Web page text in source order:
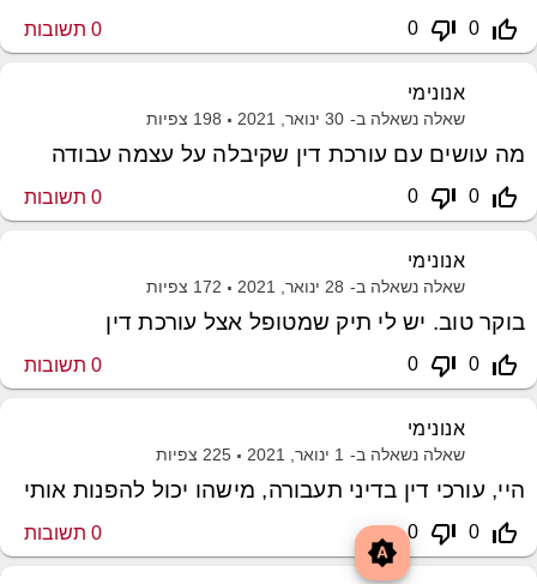
brightness_auto
thumb_up_off_alt
0
thumb_down_off_alt
0
0 תשובות
אנונימי
שאלה נשאלה ב- 30 ינואר, 2021 198 צפיות
מה עושים עם עורכת דין שקיבלה על עצמה עבודה
thumb_up_off_alt
0
thumb_down_off_alt
0
0 תשובות
אנונימי
שאלה נשאלה ב- 28 ינואר, 2021 172 צפיות
בוקר טוב. יש לי תיק שמטופל אצל עורכת דין
thumb_up_off_alt
0
thumb_down_off_alt
0
0 תשובות
אנונימי
שאלה נשאלה ב- 1 ינואר, 2021 225 צפיות
היי, עורכי דין בדיני תעבורה, מישהו יכול להפנות אותי
thumb_up_off_alt
0
thumb_down_off_alt
0
0 תשובות